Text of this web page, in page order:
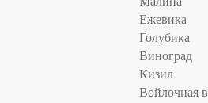
Ежевика
Голубика
Виноград
Кизил
Войлочная